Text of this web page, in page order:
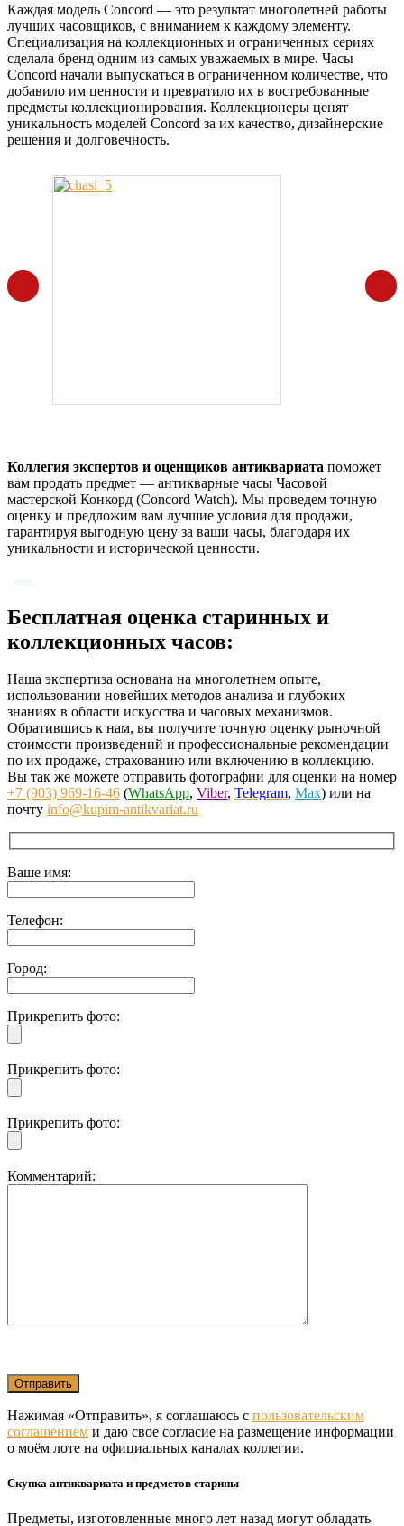
Каждая модель Concord — это результат многолетней работы
лучших часовщиков, с вниманием к каждому элементу.
Специализация на коллекционных и ограниченных сериях
сделала бренд одним из самых уважаемых в мире. Часы
Concord начали выпускаться в ограниченном количестве, что
добавило им ценности и превратило их в востребованные
предметы коллекционирования. Коллекционеры ценят
уникальность моделей Concord за их качество, дизайнерские
решения и долговечность.
Коллегия экспертов и оценщиков антиквариата поможет
вам продать предмет — антикварные часы Часовой
мастерской Конкорд (Concord Watch). Мы проведем точную
оценку и предложим вам лучшие условия для продажи,
гарантируя выгодную цену за ваши часы, благодаря их
уникальности и исторической ценности.
Бесплатная оценка старинных и
коллекционных часов:
Наша экспертиза основана на многолетнем опыте,
использовании новейших методов анализа и глубоких
знаниях в области искусства и часовых механизмов.
Обратившись к нам, вы получите точную оценку рыночной
стоимости произведений и профессиональные рекомендации
по их продаже, страхованию или включению в коллекцию.
Вы так же можете отправить фотографии для оценки на номер
+7 (903) 969-16-46 (WhatsApp, Viber, Telegram, Max) или на
почту info@kupim-antikvariat.ru
Ваше имя:
Телефон:
Город:
Прикрепить фото:
Прикрепить фото:
Прикрепить фото:
Комментарий:
Нажимая «Отправить», я соглашаюсь с пользовательским
соглашением и даю свое согласие на размещение информации
о моём лоте на официальных каналах коллегии.
Скупка антиквариата и предметов старины
Предметы, изготовленные много лет назад могут обладать